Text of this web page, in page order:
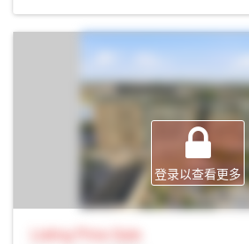
登录以查看更多
Listing Price Sale